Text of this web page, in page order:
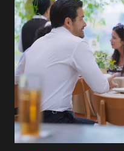
ama, o que não é fácil, já
se aprimorar,
ser a primeira mulher da
universidade. Ela tem uma
muito madura para a
empática. Detesta
teimosa e muito
Durante um exame